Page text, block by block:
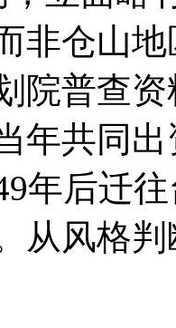
非仓山
院普查
年共同
年后迁
从风格